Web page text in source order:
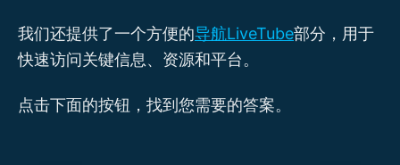
我们还提供了一个方便的导航LiveTube部分，用于
快速访问关键信息、资源和平台。
点击下面的按钮，找到您需要的答案。